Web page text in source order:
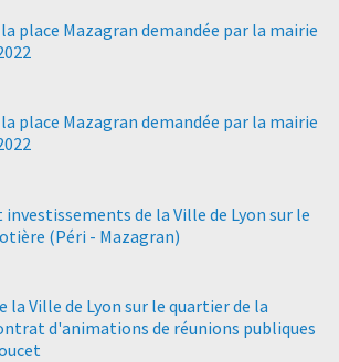
place Mazagran demandée par la mairie
place Mazagran demandée par la mairie
de la Ville de Lyon sur le
(Péri - Mazagran)
la Ville de Lyon sur le quartier de la
d'animations de réunions publiques